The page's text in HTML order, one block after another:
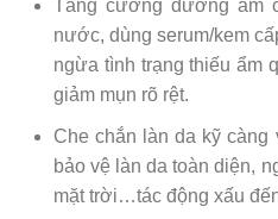
Tăng cường dưỡng ẩm
nước, dùng serum/kem
ngừa tình trạng thiếu ẩm
giảm mụn rõ rệt.
Che chắn làn da kỹ càng
bảo vệ làn da toàn diện,
mặt trời…tác động xấu